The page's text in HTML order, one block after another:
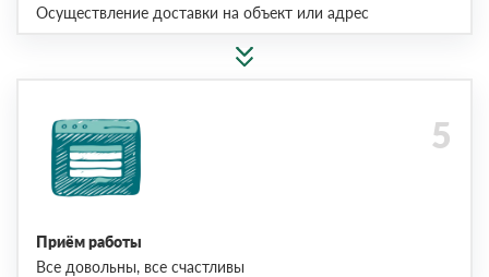
Осуществление доставки на объект или адрес
Приём работы
Все довольны, все счастливы